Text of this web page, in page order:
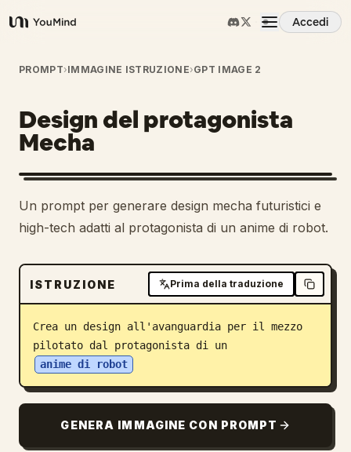
YouMind
Accedi
Panoramica
Casi d'uso
Abilità
Prompt
Prezzi
Scarica
Blog
Aggiornamenti
PROMPT›IMMAGINE ISTRUZIONE›GPT IMAGE 2
Design del protagonista
Mecha
Un prompt per generare design mecha futuristici e
high-tech adatti al protagonista di un anime di robot.
ISTRUZIONE Prima della traduzione
Crea un design all'avanguardia per il mezzo
pilotato dal protagonista di un
anime di robot
GENERA IMMAGINE CON PROMPT